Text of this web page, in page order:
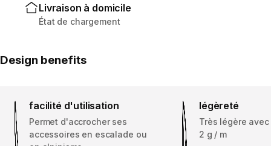
Livraison à domicile
État de chargement
Design benefits
facilité d'utilisation
Permet d'accrocher ses
accessoires en escalade ou
légèreté
Très légère
2 g / m